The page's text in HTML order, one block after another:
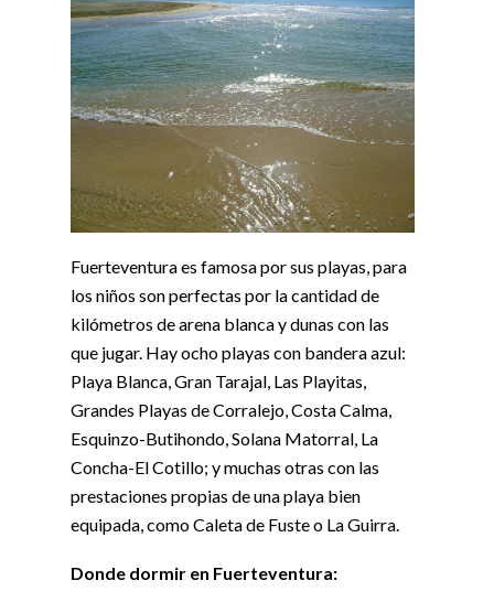
Fuerteventura es famosa por sus playas, para
los niños son perfectas por la cantidad de
kilómetros de arena blanca y dunas con las
que jugar. Hay ocho playas con bandera azul:
Playa Blanca, Gran Tarajal, Las Playitas,
Grandes Playas de Corralejo, Costa Calma,
Esquinzo-Butihondo, Solana Matorral, La
Concha-El Cotillo; y muchas otras con las
prestaciones propias de una playa bien
equipada, como Caleta de Fuste o La Guirra.
Donde dormir en Fuerteventura: